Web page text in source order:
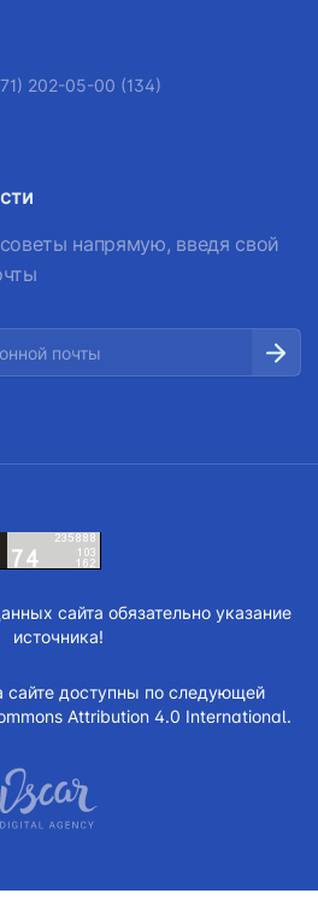
202-05-00 (134)
напрямую, введя свой
сайта обязательно указание
источника!
сайте доступны по следующей
Attribution 4.0 International.